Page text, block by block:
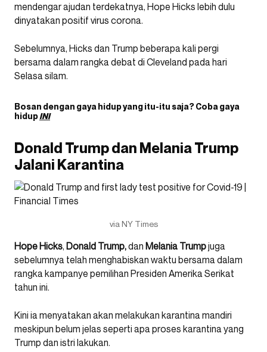
mendengar ajudan terdekatnya, Hope Hicks lebih dulu
dinyatakan positif virus corona.
Sebelumnya, Hicks dan Trump beberapa kali pergi
bersama dalam rangka debat di Cleveland pada hari
Selasa silam.
Bosan dengan gaya hidup yang itu-itu saja? Coba gaya
hidupINI
Donald Trump dan Melania Trump
Jalani Karantina
via NY Times
Hope Hicks, Donald Trump,dan Melania Trumpjuga
sebelumnya telah menghabiskan waktu bersama dalam
rangka kampanye pemilihan Presiden Amerika Serikat
tahun ini.
Kini ia menyatakan akan melakukan karantina mandiri
meskipun belum jelas seperti apa proses karantina yang
Trump dan istri lakukan.